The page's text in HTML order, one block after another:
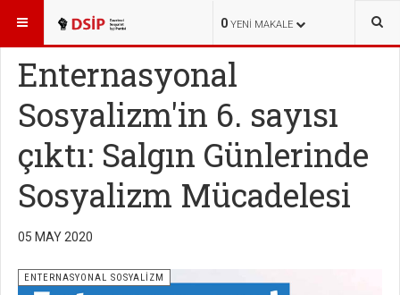
0 YENI MAKALE
BURADASINIZ: YAYINLAR ENTERNASYONAL SOSYALİZM
Enternasyonal
Sosyalizm'in 6. sayısı
çıktı: Salgın Günlerinde
Sosyalizm Mücadelesi
05 MAY 2020
ENTERNASYONAL SOSYALİZM